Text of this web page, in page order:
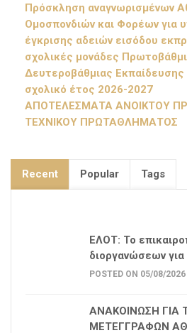
Πρόσκληση αναγνωρισμένων
Ομοσπονδιών και Φορέων για
έγκρισης αδειών εισόδου
σχολικές μονάδες
Δευτεροβάθμιας
σχολικό έτος 2026-2027
ΑΠΟΤΕΛΕΣΜΑΤΑ ΑΝΟΙΚΤΟΥ
ΤΕΧΝΙΚΟΥ ΠΡΩΤΑΘΛΗΜΑΤΟΣ
Recent Popular Tags
ΕΛΟΤ: Το
διοργανώσεων
POSTED ON 05/08/2026
ΑΝΑΚΟΙΝΩΣΗ ΓΙΑ
ΜΕΤΕΓΓΡΑΦΩΝ